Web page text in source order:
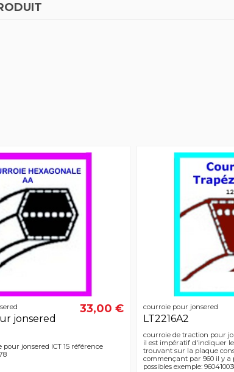
jonsered
33,00 €
jonsered ICT 15 référence
courroie pour jonsered
LT2216A2
courroie de traction pour
il est impératif d'indiquer
trouvant sur la plaque
commençant par 960 il y a
possibles exemple: